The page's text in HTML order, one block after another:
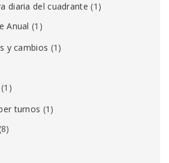
diaria del cuadrante (1)
Anual (1)
y cambios (1)
(1)
turnos (1)